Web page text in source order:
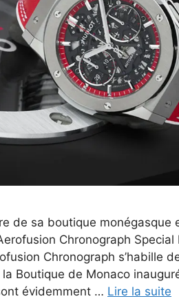
de sa boutique monégasque
Chronograph Special
Chronograph s’habille
Boutique de Monaco
évidemment … Lire la suite